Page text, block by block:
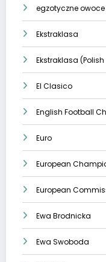
egzotyczne
Ekstraklasa
Ekstraklasa
El Clasico
English Football
Euro
European
European
Ewa Brodnicka
Ewa Swoboda